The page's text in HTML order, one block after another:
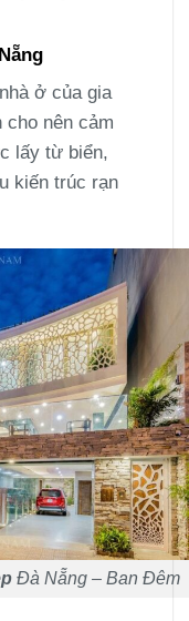
ở của gia
cho nên cảm
lấy từ biển,
kiến trúc rạn
Đà Nẵng – Ban Đêm